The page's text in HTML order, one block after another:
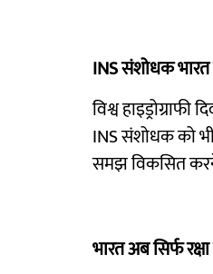
INS संशोधक भारत
विश्व
INS संशोधक को भी
समझ विकसित करने
भारत अब सिर्फ